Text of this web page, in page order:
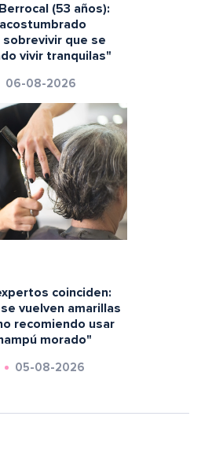
(53 años):
que se
vivir tranquilas"
06-08-2026
coinciden:
vuelven amarillas
recomiendo usar
morado"
05-08-2026